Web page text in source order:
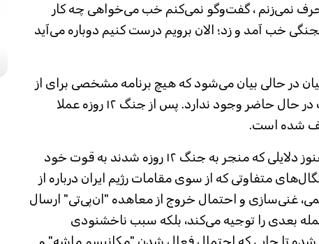
نمی‌زنم ، گفت‌وگو نمی‌کنم خب می‌خواهی چه کار
خب آمد و زد؛ الان برویم درست کنیم دوباره می‌آید
در حالی بیان می‌شود که هیچ برنامه مشخصی برای از
سرگیری مذاکرات در حال حاضر وجود ندارد. پس از جنگ ۱۲ روزه عملا
شده است.
به گفته ناظران، هنوز دلایلی که منجر به جنگ ۱۲ روزه شدند به قوت خود
متفاوتی که از سوی مقامات رژیم ایران درباره از
غنی‌سازی و احتمال خروج از معاهده "ان‌پی‌تی" ارسال
بعدی را توجیه می‌کند، بلکه سبب ناخشنودی
شده تا جایی که احتمال فعال شدن "مکانیسم ماشه" و